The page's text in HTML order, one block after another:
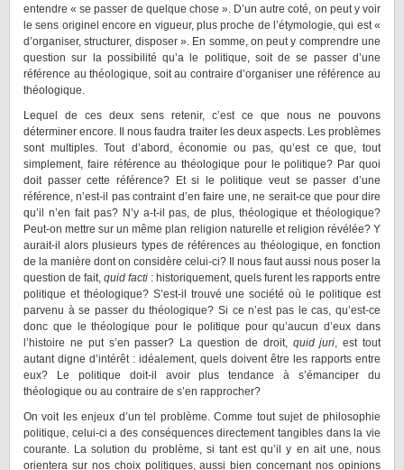
entendre « se passer de quelque chose ». D’un autre coté, on peut y voir
le sens originel encore en vigueur, plus proche de l’étymologie, qui est «
d’organiser, structurer, disposer ». En somme, on peut y comprendre une
question sur la possibilité qu’a le politique, soit de se passer d’une
référence au théologique, soit au contraire d’organiser une référence au
théologique.
Lequel de ces deux sens retenir, c’est ce que nous ne pouvons
déterminer encore. Il nous faudra traiter les deux aspects. Les problèmes
sont multiples. Tout d’abord, économie ou pas, qu’est ce que, tout
simplement, faire référence au théologique pour le politique? Par quoi
doit passer cette référence? Et si le politique veut se passer d’une
référence, n’est-il pas contraint d’en faire une, ne serait-ce que pour dire
qu’il n’en fait pas? N’y a-t-il pas, de plus, théologique et théologique?
Peut-on mettre sur un même plan religion naturelle et religion révélée? Y
aurait-il alors plusieurs types de références au théologique, en fonction
de la manière dont on considère celui-ci? Il nous faut aussi nous poser la
question de fait, quid facti : historiquement, quels furent les rapports entre
politique et théologique? S’est-il trouvé une société où le politique est
parvenu à se passer du théologique? Si ce n’est pas le cas, qu’est-ce
donc que le théologique pour le politique pour qu’aucun d’eux dans
l’histoire ne put s’en passer? La question de droit, quid juri, est tout
autant digne d’intérêt : idéalement, quels doivent être les rapports entre
eux? Le politique doit-il avoir plus tendance à s’émanciper du
théologique ou au contraire de s’en rapprocher?
On voit les enjeux d’un tel problème. Comme tout sujet de philosophie
politique, celui-ci a des conséquences directement tangibles dans la vie
courante. La solution du problème, si tant est qu’il y en ait une, nous
orientera sur nos choix politiques, aussi bien concernant nos opinions